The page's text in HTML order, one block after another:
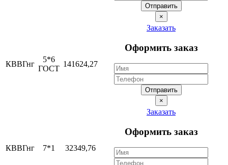
Отправить
×
КВВГнг
5*6
ГОСТ
141624,27
Заказать
Оформить заказ
Отправить
×
КВВГнг 7*1 32349,76
Заказать
Оформить заказ